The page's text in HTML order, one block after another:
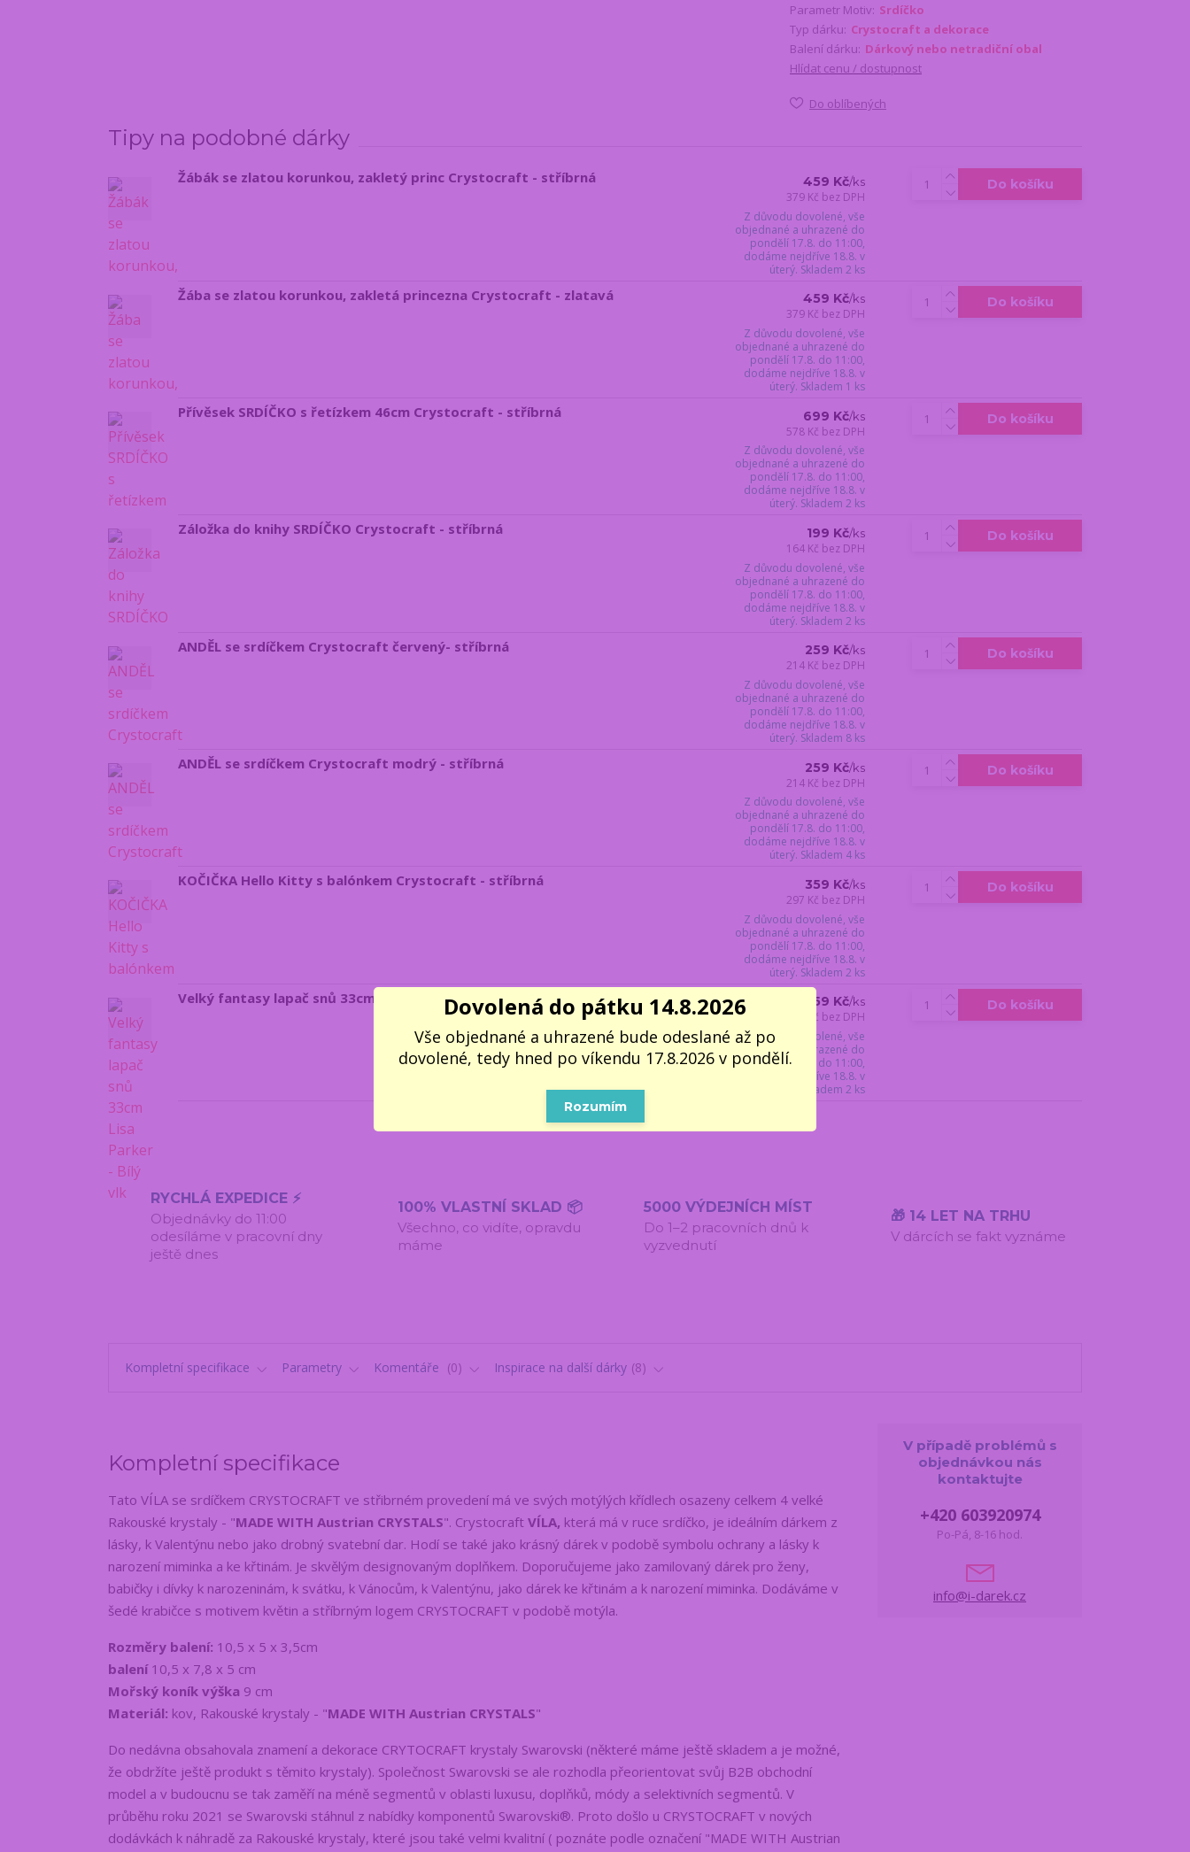
Parametr Motiv: Srdíčko
Typ dárku: Crystocraft a dekorace
Balení dárku: Dárkový nebo netradiční obal
Hlídat cenu / dostupnost
Do oblíbených
Tipy na podobné dárky
Žábák se zlatou korunkou, zakletý princ Crystocraft - stříbrná 459 Kč/ks
379 Kč bez DPH
Z důvodu dovolené, vše
objednané a uhrazené do
pondělí 17.8. do 11:00,
dodáme nejdříve 18.8. v
úterý. Skladem 2 ks
Do košíku
Žába se zlatou korunkou, zakletá princezna Crystocraft - zlatavá 459 Kč/ks
379 Kč bez DPH
Z důvodu dovolené, vše
objednané a uhrazené do
pondělí 17.8. do 11:00,
dodáme nejdříve 18.8. v
úterý. Skladem 1 ks
Do košíku
Přívěsek SRDÍČKO s řetízkem 46cm Crystocraft - stříbrná 699 Kč/ks
578 Kč bez DPH
Z důvodu dovolené, vše
objednané a uhrazené do
pondělí 17.8. do 11:00,
dodáme nejdříve 18.8. v
úterý. Skladem 2 ks
Do košíku
Záložka do knihy SRDÍČKO Crystocraft - stříbrná 199 Kč/ks
164 Kč bez DPH
Z důvodu dovolené, vše
objednané a uhrazené do
pondělí 17.8. do 11:00,
dodáme nejdříve 18.8. v
úterý. Skladem 2 ks
Do košíku
ANDĚL se srdíčkem Crystocraft červený- stříbrná 259 Kč/ks
214 Kč bez DPH
Z důvodu dovolené, vše
objednané a uhrazené do
pondělí 17.8. do 11:00,
dodáme nejdříve 18.8. v
úterý. Skladem 8 ks
Do košíku
ANDĚL se srdíčkem Crystocraft modrý - stříbrná 259 Kč/ks
214 Kč bez DPH
Z důvodu dovolené, vše
objednané a uhrazené do
pondělí 17.8. do 11:00,
dodáme nejdříve 18.8. v
úterý. Skladem 4 ks
Do košíku
KOČIČKA Hello Kitty s balónkem Crystocraft - stříbrná 359 Kč/ks
297 Kč bez DPH
Z důvodu dovolené, vše
objednané a uhrazené do
pondělí 17.8. do 11:00,
dodáme nejdříve 18.8. v
úterý. Skladem 2 ks
Do košíku
Velký fantasy lapač snů 33cm Lisa Parker - Bílý vlk 259 Kč/ks
214 Kč bez DPH
Z důvodu dovolené, vše
objednané a uhrazené do
pondělí 17.8. do 11:00,
dodáme nejdříve 18.8. v
úterý. Skladem 2 ks
Do košíku
RYCHLÁ EXPEDICE ⚡
Objednávky do 11:00
odesíláme v pracovní dny
ještě dnes
100% VLASTNÍ SKLAD 📦
Všechno, co vidíte, opravdu
máme
5000 VÝDEJNÍCH MÍST
Do 1–2 pracovních dnů k
vyzvednutí
🎁 14 LET NA TRHU
V dárcích se fakt vyznáme
Kompletní specifikace Parametry Komentáře 0 Inspirace na další dárky 8
Kompletní specifikace
Tato VÍLA se srdíčkem CRYSTOCRAFT ve střibrném provedení má ve svých motýlých křídlech osazeny celkem 4 velké
Rakouské krystaly - "MADE WITH Austrian CRYSTALS". Crystocraft VÍLA, která má v ruce srdíčko, je ideálním dárkem z
lásky, k Valentýnu nebo jako drobný svatební dar. Hodí se také jako krásný dárek v podobě symbolu ochrany a lásky k
narození miminka a ke křtinám. Je skvělým designovaným doplňkem. Doporučujeme jako zamilovaný dárek pro ženy,
babičky i dívky k narozeninám, k svátku, k Vánocům, k Valentýnu, jako dárek ke křtinám a k narození miminka. Dodáváme v
šedé krabičce s motivem květin a stříbrným logem CRYSTOCRAFT v podobě motýla.
Rozměry balení: 10,5 x 5 x 3,5cm
balení10,5 x 7,8 x 5 cm
Mořský koník výška 9 cm
Materiál: kov, Rakouské krystaly - "MADE WITH Austrian CRYSTALS"
Do nedávna obsahovala znamení a dekorace CRYTOCRAFT krystaly Swarovski (některé máme ještě skladem a je možné,
že obdržíte ještě produkt s těmito krystaly). Společnost Swarovski se ale rozhodla přeorientovat svůj B2B obchodní
model a v budoucnu se tak zaměří na méně segmentů v oblasti luxusu, doplňků, módy a selektivních segmentů. V
průběhu roku 2021 se Swarovski stáhnul z nabídky komponentů Swarovski®. Proto došlo u CRYSTOCRAFT v nových
dodávkách k náhradě za Rakouské krystaly, které jsou také velmi kvalitní ( poznáte podle označení "MADE WITH Austrian
V případě problémů s
objednávkou nás
kontaktujte
+420 603920974
Po-Pá, 8-16 hod.
info@i-darek.cz
Dovolená do pátku 14.8.2026
Vše objednané a uhrazené bude odeslané až po
dovolené, tedy hned po víkendu 17.8.2026 v pondělí.
Rozumím